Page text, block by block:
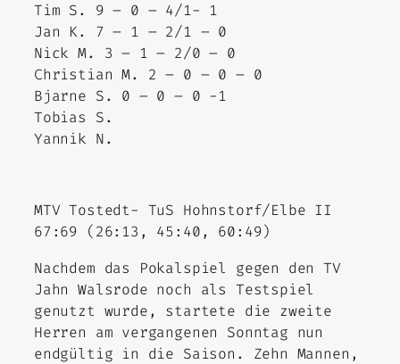
Tim S. 9 – 0 – 4/1- 1
Jan K. 7 – 1 – 2/1 – 0
Nick M. 3 – 1 – 2/0 – 0
Christian M. 2 – 0 – 0 – 0
Bjarne S. 0 – 0 – 0 -1
Tobias S.
Yannik N.
MTV Tostedt- TuS Hohnstorf/Elbe II
67:69 (26:13, 45:40, 60:49)
Nachdem das Pokalspiel gegen den TV
Jahn Walsrode noch als Testspiel
genutzt wurde, startete die zweite
Herren am vergangenen Sonntag nun
endgültig in die Saison. Zehn Mannen,